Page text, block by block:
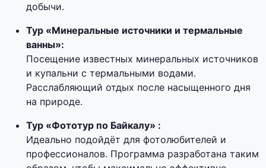
добычи.
Тур «Минеральные источники и термальные
ванны»:
Посещение известных минеральных источников
и купальни с термальными водами.
Расслабляющий отдых после насыщенного дня
на природе.
Тур «Фототур по Байкалу» :
Идеально подойдёт для фотолюбителей и
профессионалов. Программа разработана таким